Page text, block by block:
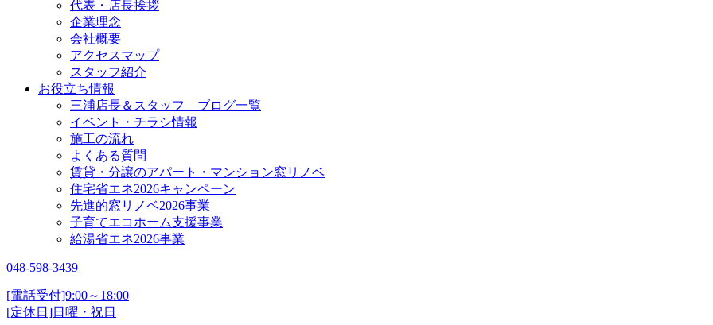
代表・店長挨拶
企業理念
会社概要
アクセスマップ
スタッフ紹介
お役立ち情報
三浦店長＆スタッフ ブログ一覧
イベント・チラシ情報
施工の流れ
よくある質問
賃貸・分譲のアパート・マンション窓リノベ
住宅省エネ2026キャンペーン
先進的窓リノベ2026事業
子育てエコホーム支援事業
給湯省エネ2026事業
048-598-3439
[電話受付]9:00～18:00
[定休日]日曜・祝日